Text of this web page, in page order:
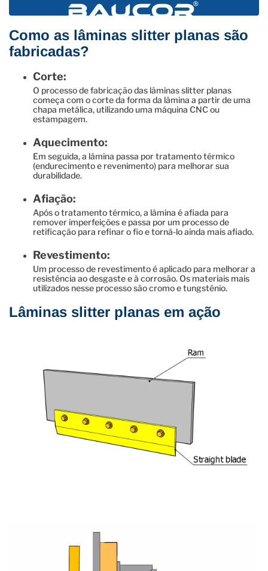
Como as lâminas slitter planas são
fabricadas?
Corte:
O processo de fabricação das lâminas slitter planas
começa com o corte da forma da lâmina a partir de uma
chapa metálica, utilizando uma máquina CNC ou
estampagem.
Aquecimento:
Em seguida, a lâmina passa por tratamento térmico
(endurecimento e revenimento) para melhorar sua
durabilidade.
Afiação:
Após o tratamento térmico, a lâmina é afiada para
remover imperfeições e passa por um processo de
retificação para refinar o fio e torná-lo ainda mais afiado.
Revestimento:
Um processo de revestimento é aplicado para melhorar a
resistência ao desgaste e à corrosão. Os materiais mais
utilizados nesse processo são cromo e tungstênio.
Lâminas slitter planas em ação